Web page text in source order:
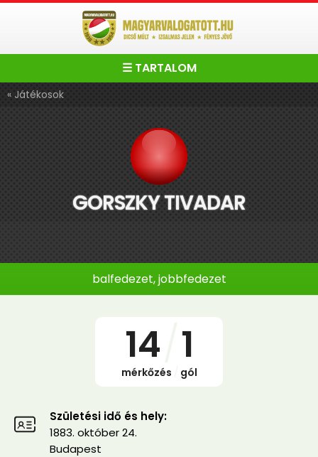
☰ TARTALOM
« Játékosok
GORSZKY TIVADAR
balfedezet, jobbfedezet
14 1
mérkőzés gól
Születési idő és hely:
1883. október 24.
Budapest